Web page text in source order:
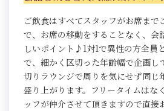
ご飲食はすべてスタッフがお席まで
で、お席の移動をすることなく、会
しいポイント♪1対1で異性の方全員
で、細かく区切った年齢幅で企画し
切りラウンジで周りを気にせず同じ
盛り上がります。フリータイムはな
ッフが仲介させて頂きますので直接